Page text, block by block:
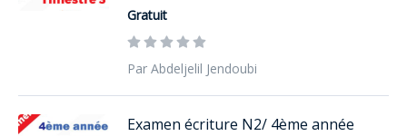
Gratuit
Par Abdeljelil Jendoubi
Examen écriture N2/ 4ème année